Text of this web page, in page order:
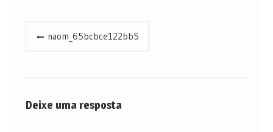
Navegação
naom_65bcbce122bb5
Deixe uma resposta